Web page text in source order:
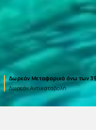
Δωρεάν Μεταφορικά άνω των
Δωρεάν Αντικαταβολή